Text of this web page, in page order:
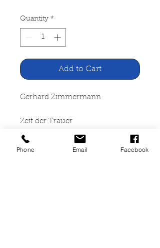
Quantity *
Add to Cart
Gerhard Zimmermann
Zeit der Trauer
Agentur des Rauhen Hauses
Phone Email Facebook